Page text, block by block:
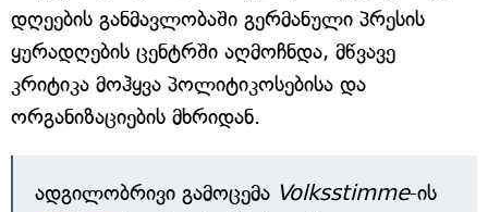
დღეების განმავლობაში გერმანული პრესის
ყურადღების ცენტრში აღმოჩნდა, მწვავე
კრიტიკა მოჰყვა პოლიტიკოსებისა და
ორგანიზაციების მხრიდან.
ადგილობრივი გამოცემა Volksstimme-ის